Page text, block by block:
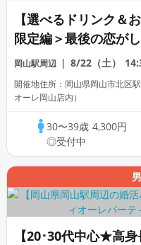
【選べるドリンク＆
限定編＞最後の恋が
パーティー～真剣な出
岡山駅周辺 8/22（土）
開催地住所：岡山県岡山市北区
オーレ岡山店内）
30〜39歳 4,300円
◎受付中
【20･30代中心★高